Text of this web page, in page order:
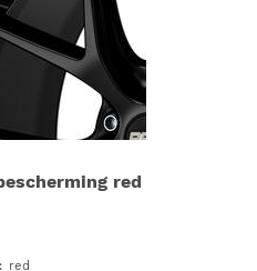
red
: red